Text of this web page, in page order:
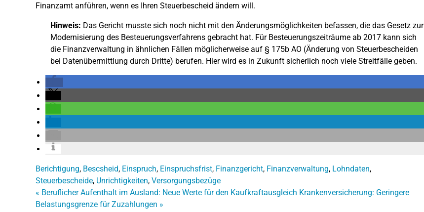
Finanzamt anführen, wenn es Ihren Steuerbescheid ändern will.
Hinweis: Das Gericht musste sich noch nicht mit den Änderungsmöglichkeiten befassen, die das Gesetz zur
Modernisierung des Besteuerungsverfahrens gebracht hat. Für Besteuerungszeiträume ab 2017 kann sich
die Finanzverwaltung in ähnlichen Fällen möglicherweise auf § 175b AO (Änderung von Steuerbescheiden
bei Datenübermittlung durch Dritte) berufen. Hier wird es in Zukunft sicherlich noch viele Streitfälle geben.
Berichtigung, Bescsheid, Einspruch, Einspruchsfrist, Finanzgericht, Finanzverwaltung, Lohndaten,
Steuerbescheide, Unrichtigkeiten, Versorgungsbezüge
« Beruflicher Aufenthalt im Ausland: Neue Werte für den Kaufkraftausgleich Krankenversicherung: Geringere
Belastungsgrenze für Zuzahlungen »